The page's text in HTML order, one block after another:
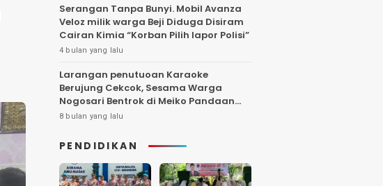
Serangan Tanpa Bunyi. Mobil Avanza
Veloz milik warga Beji Diduga Disiram
Cairan Kimia “Korban Pilih lapor Polisi”
4 bulan yang lalu
Larangan penutuoan Karaoke
Berujung Cekcok, Sesama Warga
Nogosari Bentrok di Meiko Pandaan
Hingga Larut Malam
8 bulan yang lalu
PENDIDIKAN